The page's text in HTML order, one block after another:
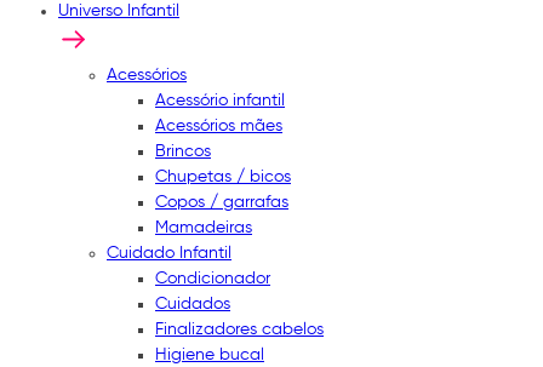
Universo Infantil
Acessórios
Acessório infantil
Acessórios mães
Brincos
Chupetas / bicos
Copos / garrafas
Mamadeiras
Cuidado Infantil
Condicionador
Cuidados
Finalizadores cabelos
Higiene bucal